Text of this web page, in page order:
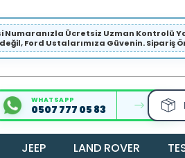
Numaranızla Ücretsiz Uzman Kontrolü
Ford Ustalarımıza Güvenin. Sipariş
WHATSAPP
0507 777 05 83
JEEP LAND ROVER